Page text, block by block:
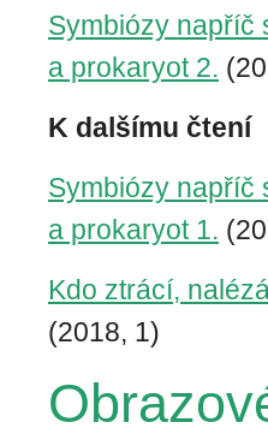
Symbiózy napříč
a prokaryot 2.
K dalšímu čtení
Symbiózy napříč
a prokaryot 1.
Kdo ztrácí,
(2018, 1)